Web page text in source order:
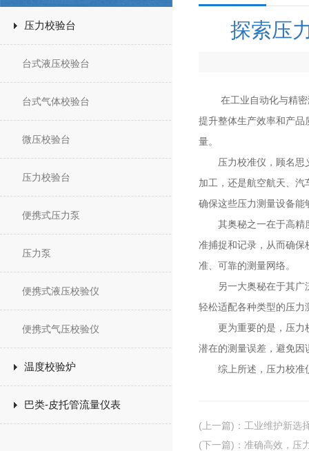
压力校验台
台式液压校验台
台式气体校验台
微压校验台
压力校验台
便携式压力泵
压力泵
便携式液压校验仪
便携式气压校验仪
温度校验炉
巴类-皮托管流量仪表
探索压
在工业自动化与精密测
提升整体生产效率和产
量。
压力校准仪，顾名思义
加工，还是航空航天、
确保这些压力测量设备
其奥秘之一在于高精度
准捕捉和记录，从而确
准、可靠的测量网络。
另一大奥秘在于其广泛
轻松适配各种类型的压
更为重要的是，压力校
潜在的测量误差，避免
综上所述，压力校准仪
(上一篇) ： 工业维护新选
(下一篇) ： 准确高效，压